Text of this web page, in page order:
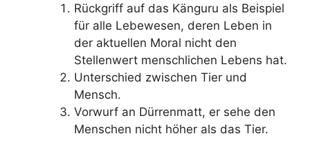
Rückgriff auf das Känguru als Beispiel
für alle Lebewesen, deren Leben in
der aktuellen Moral nicht den
Stellenwert menschlichen Lebens hat.
Unterschied zwischen Tier und
Mensch.
Vorwurf an Dürrenmatt, er sehe den
Menschen nicht höher als das Tier.